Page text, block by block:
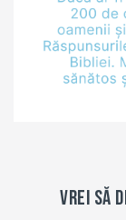
Vrei să